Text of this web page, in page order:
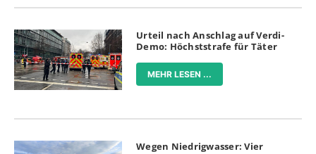
Urteil nach Anschlag auf Verdi-
Demo: Höchststrafe für Täter
MEHR LESEN ...
Wegen Niedrigwasser: Vier